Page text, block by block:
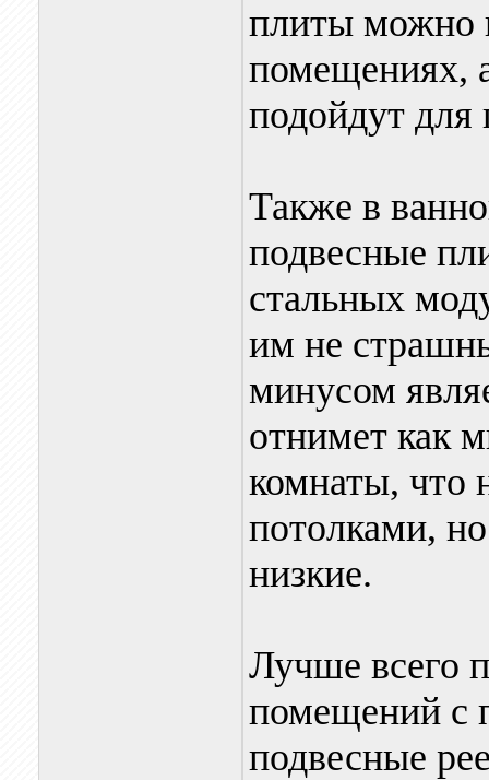
плиты можно
помещениях,
подойдут для
Также в
подвесные
стальных
им не
минусом
отнимет как
комнаты, что
потолками,
низкие.
Лучше всего
помещений с
подвесные